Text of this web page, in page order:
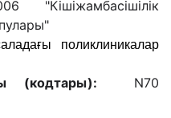
"Кішіжамбасішілік
поликлиникалар
(кодтары): N70